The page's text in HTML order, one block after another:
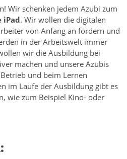
Wir schenken jedem Azubi zum
iPad. Wir wollen die digitalen
von Anfang an fördern und
in der Arbeitswelt immer
wir die Ausbildung bei
machen und unsere Azubis
und beim Lernen
im Laufe der Ausbildung gibt es
wie zum Beispiel Kino- oder